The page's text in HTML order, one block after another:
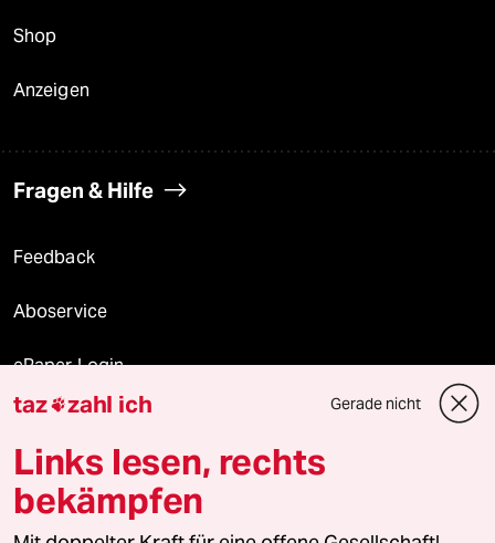
Shop
Anzeigen
Fragen & Hilfe
Feedback
Aboservice
ePaper Login
Downloads für Abonnierende
© 2026 taz Verlags und Vertriebs GmbH
taz zahl ich Gerade nicht
Links lesen, rechts
bekämpfen